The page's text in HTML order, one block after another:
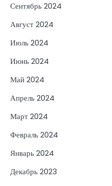
Сентябрь 2024
Август 2024
Июль 2024
Июнь 2024
Май 2024
Апрель 2024
Март 2024
Февраль 2024
Январь 2024
Декабрь 2023